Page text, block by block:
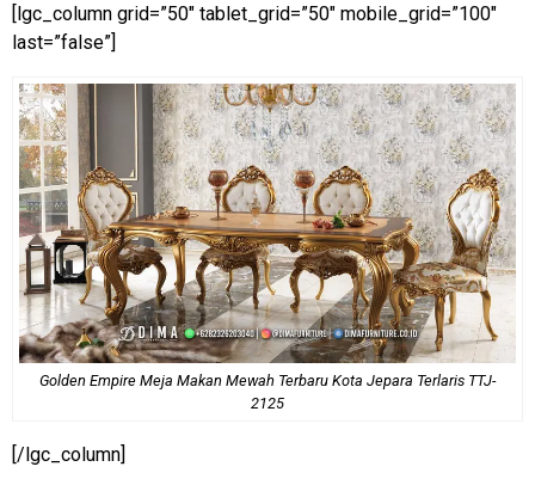
[lgc_column grid=”50″ tablet_grid=”50″ mobile_grid=”100″
last=”false”]
Golden Empire Meja Makan Mewah Terbaru Kota Jepara Terlaris TTJ-
2125
[/lgc_column]